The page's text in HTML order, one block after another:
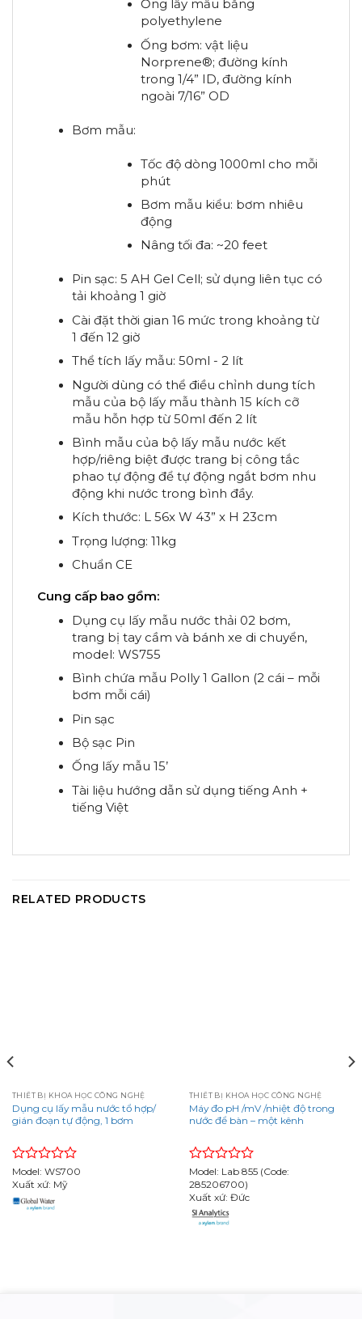
Ống lấy mẫu bằng
polyethylene
Ống bơm: vật liệu
Norprene®; đường kính
trong 1/4” ID, đường kính
ngoài 7/16” OD
Bơm mẫu:
Tốc độ dòng 1000ml cho mỗi
phút
Bơm mẫu kiểu: bơm nhiêu
động
Nâng tối đa: ~20 feet
Pin sạc: 5 AH Gel Cell; sử dụng liên tục có
tải khoảng 1 giờ
Cài đặt thời gian 16 mức trong khoảng từ
1 đến 12 giờ
Thể tích lấy mẫu: 50ml - 2 lít
Người dùng có thể điều chỉnh dung tích
mẫu của bộ lấy mẫu thành 15 kích cỡ
mẫu hỗn hợp từ 50ml đến 2 lít
Bình mẫu của bộ lấy mẫu nước kết
hợp/riêng biệt được trang bị công tắc
phao tự động để tự động ngắt bơm nhu
động khi nước trong bình đầy.
Kích thước: L 56x W 43” x H 23cm
Trọng lượng: 11kg
Chuẩn CE
Cung cấp bao gồm:
Dụng cụ lấy mẫu nước thải 02 bơm,
trang bị tay cầm và bánh xe di chuyển,
model: WS755
Bình chứa mẫu Polly 1 Gallon (2 cái – mỗi
bơm mỗi cái)
Pin sạc
Bộ sạc Pin
Ống lấy mẫu 15’
Tài liệu hướng dẫn sử dụng tiếng Anh +
tiếng Việt
RELATED PRODUCTS
THIẾT BỊ KHOA HỌC CÔNG NGHỆ
Dụng cụ lấy mẫu nước tổ hợp/
gián đoạn tự động, 1 bơm
Rated
0
out
Model: WS700
Xuất xứ: Mỹ
THIẾT BỊ KHOA HỌC CÔNG NGHỆ
Máy đo pH /mV /nhiệt độ trong
nước để bàn – một kênh
Rated
0
out
of
Model: Lab 855 (Code:
285206700)
Xuất xứ: Đức